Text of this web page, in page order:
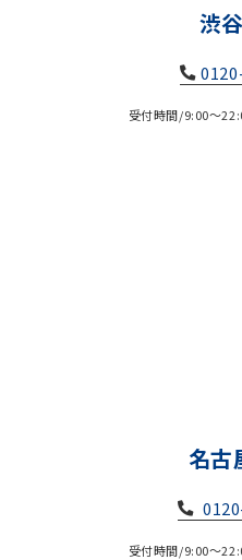
渋
受付時間/9:00～
名古
受付時間/9:00～